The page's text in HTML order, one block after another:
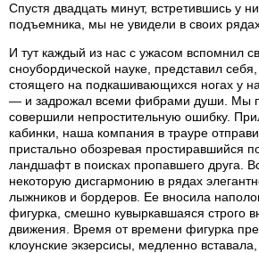
Спустя двадцать минут, встретившись у
подъемника, мы не увидели в своих рядах
И тут каждый из нас с ужасом вспомнил
сноубордической науке, представил себя,
стоящего на подкашивающихся ногах у
— и задрожал всеми фибрами души. Мы
совершили непростительную ошибку.
кабинки, наша компания в трауре
пристально обозревая простиравшийся
ландшафт в поисках пропавшего друга.
некоторую дисгармонию в рядах
лыжников и бордеров. Ее вносила
фигурка, смешно кувыркавшаяся строго
движения. Время от времени фигурка
клоунские экзерсисы, медленно